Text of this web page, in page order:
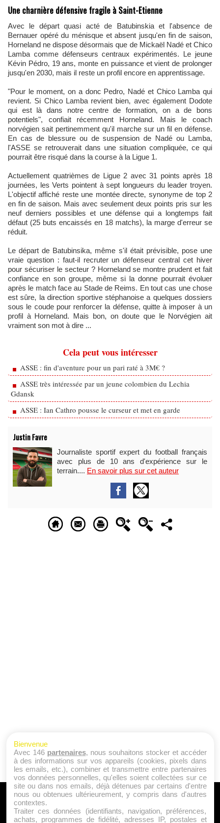
Une charnière défensive fragile à Saint-Etienne
Avec le départ quasi acté de Batubinskia et l'absence de
Bernauer opéré du ménisque et absent jusqu'en fin de saison,
Horneland ne dispose désormais que de Mickaël Nadé et Chico
Lamba comme défenseurs centraux expérimentés. Le jeune
Kévin Pédro, 19 ans, monte en puissance et vient de prolonger
jusqu'en 2030, mais il reste un profil encore en apprentissage.
"Pour le moment, on a donc Pedro, Nadé et Chico Lamba qui
revient. Si Chico Lamba revient bien, avec également Dodote
qui est là dans notre centre de formation, on a de bons
potentiels", confiait récemment Horneland. Mais le coach
norvégien sait pertinemment qu'il marche sur un fil en défense.
En cas de blessure ou de suspension de Nadé ou Lamba,
l'ASSE se retrouverait dans une situation compliquée, ce qui
pourrait être risqué dans la course à la Ligue 1.
Actuellement quatrièmes de Ligue 2 avec 31 points après 18
journées, les Verts pointent à sept longueurs du leader troyen.
L'objectif affiché reste une montée directe, synonyme de top 2
en fin de saison. Mais avec seulement deux points pris sur les
neuf derniers possibles et une défense qui a longtemps fait
défaut (25 buts encaissés en 18 matchs), la marge d'erreur se
réduit.
Le départ de Batubinsika, même s'il était prévisible, pose une
vraie question : faut-il recruter un défenseur central cet hiver
pour sécuriser le secteur ? Horneland se montre prudent et fait
confiance en son groupe, même si la donne pourrait évoluer
après le match face au Stade de Reims. En tout cas une chose
est sûre, la direction sportive stéphanoise a quelques dossiers
sous le coude pour renforcer la défense, quitte à imposer à un
profil à Horneland. Mais bon, on doute que le Norvégien ait
vraiment son mot à dire ...
Cela peut vous intéresser
ASSE : fin d'aventure pour un pari raté à 3M€ ?
ASSE très intéressée par un jeune colombien du Lechia
Gdansk
ASSE : Ian Cathro pousse le curseur et met en garde
Justin Favre
Journaliste sportif expert du football français
avec plus de 10 ans d'expérience sur le
terrain.... En savoir plus sur cet auteur
A PROPOS
Qui sommes nous ?
Bienvenue
Avec 146 partenaires, nous souhaitons stocker et accéder
à des informations sur vos appareils (cookies, pixels dans
les emails, etc.), combiner et transmettre entre partenaires
vos données personnelles, qu'elles soient collectées sur ce
site ou dans nos emails, déjà détenues par certains d'entre
nous ou obtenues ultérieurement, y compris dans d'autres
contextes.
Traiter ces données (identifiants, navigation, préférences,
achats, programmes de fidélité, adresses IP, postales et